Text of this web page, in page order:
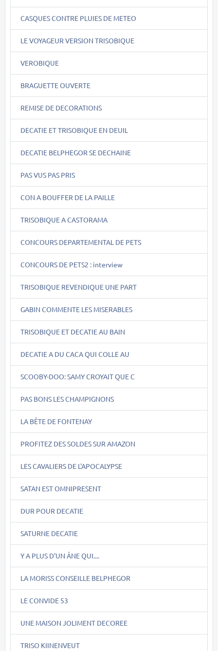
CASQUES CONTRE PLUIES DE METEO
LE VOYAGEUR VERSION TRISOBIQUE
VEROBIQUE
BRAGUETTE OUVERTE
REMISE DE DECORATIONS
DECATIE ET TRISOBIQUE EN DEUIL
DECATIE BELPHEGOR SE DECHAINE
PAS VUS PAS PRIS
CON A BOUFFER DE LA PAILLE
TRISOBIQUE A CASTORAMA
CONCOURS DEPARTEMENTAL DE PETS
CONCOURS DE PETS2 : interview
TRISOBIQUE REVENDIQUE UNE PART
GABIN COMMENTE LES MISERABLES
TRISOBIQUE ET DECATIE AU BAIN
DECATIE A DU CACA QUI COLLE AU
SCOOBY-DOO: SAMY CROYAIT QUE C
PAS BONS LES CHAMPIGNONS
LA BÊTE DE FONTENAY
PROFITEZ DES SOLDES SUR AMAZON
LES CAVALIERS DE L'APOCALYPSE
SATAN EST OMNIPRESENT
DUR POUR DECATIE
SATURNE DECATIE
Y A PLUS D'UN ÂNE QUI....
LA MORISS CONSEILLE BELPHEGOR
LE CONVIDE 53
UNE MAISON JOLIMENT DECOREE
TRISO KIINENVEUT